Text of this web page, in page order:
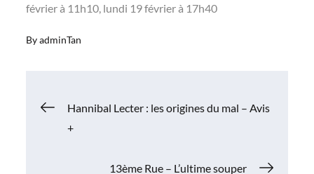
février à 11h10, lundi 19 février à 17h40
ByadminTan
Navigation
Hannibal Lecter : les origines du mal – Avis
+
13ème Rue – L’ultime souper